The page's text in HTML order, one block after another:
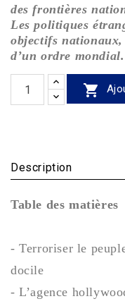
des frontières
Les politiques
objectifs
d’un ordre

Description
Table des matières
- Terroriser le
docile
- L’agence